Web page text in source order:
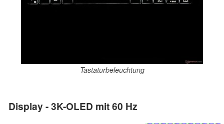
Tastaturbeleuchtung
Display - 3K-OLED mit 60 Hz